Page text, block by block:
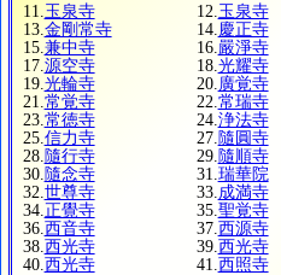
11. 玉泉寺 12. 玉泉寺
13. 金剛常寺 14. 慶正寺
15. 兼中寺 16. 嚴淨寺
17. 源空寺 18. 光耀寺
19. 光輪寺 20. 廣覚寺
21. 常覚寺 22. 常瑞寺
23. 常徳寺 24. 浄法寺
25. 信力寺 27. 隨圓寺
28. 隨行寺 29. 隨順寺
30. 隨念寺 31. 瑞華院
32. 世尊寺 33. 成満寺
34. 正覺寺 35. 聖覚寺
36. 西音寺 37. 西源寺
38. 西光寺 39. 西光寺
40. 西光寺 41. 西照寺